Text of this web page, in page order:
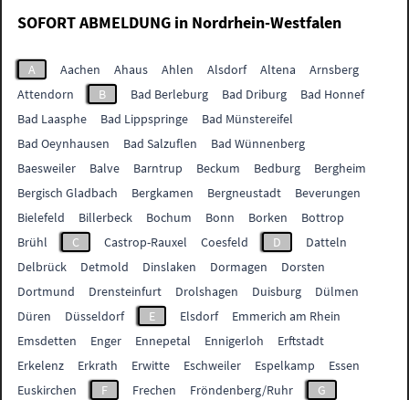
SOFORT ABMELDUNG in Nordrhein-Westfalen
A Aachen Ahaus Ahlen Alsdorf Altena
Arnsberg
Attendorn
B Bad Berleburg Bad Driburg
Bad Honnef
Bad Laasphe
Bad Lippspringe
Bad Münstereifel
Bad Oeynhausen
Bad Salzuflen
Bad Wünnenberg
Baesweiler
Balve Barntrup Beckum Bedburg
Bergheim
Bergisch Gladbach
Bergkamen Bergneustadt
Beverungen
Bielefeld
Billerbeck Bochum Bonn Borken
Bottrop
Brühl
C Castrop-Rauxel Coesfeld D
Datteln
Delbrück
Detmold Dinslaken Dormagen
Dorsten
Dortmund
Drensteinfurt Drolshagen Duisburg
Dülmen
Düren
Düsseldorf E Elsdorf
Emmerich am Rhein
Emsdetten
Enger Ennepetal Ennigerloh
Erftstadt
Erkelenz
Erkrath Erwitte Eschweiler Espelkamp
Essen
Euskirchen
F Frechen Fröndenberg/Ruhr
G